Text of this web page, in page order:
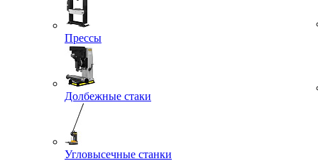
Прессы
Долбежные стаки
Угловысечные станки